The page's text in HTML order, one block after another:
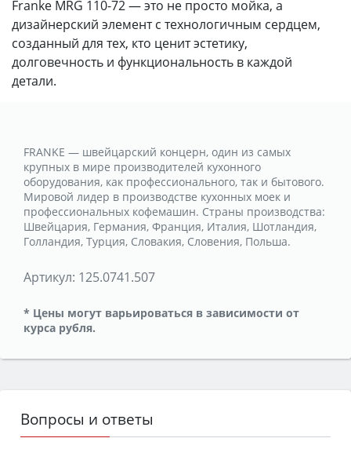
Franke MRG 110-72 — это не просто мойка, а
дизайнерский элемент с технологичным сердцем,
созданный для тех, кто ценит эстетику,
долговечность и функциональность в каждой
детали.
FRANKE — швейцарский концерн, один из самых
крупных в мире производителей кухонного
оборудования, как профессионального, так и бытового.
Мировой лидер в производстве кухонных моек и
профессиональных кофемашин. Страны производства:
Швейцария, Германия, Франция, Италия, Шотландия,
Голландия, Турция, Словакия, Словения, Польша.
Артикул: 125.0741.507
* Цены могут варьироваться в зависимости от
курса рубля.
Вопросы и ответы